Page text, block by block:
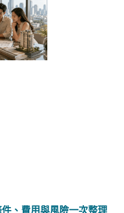
、費用與風險一次整理